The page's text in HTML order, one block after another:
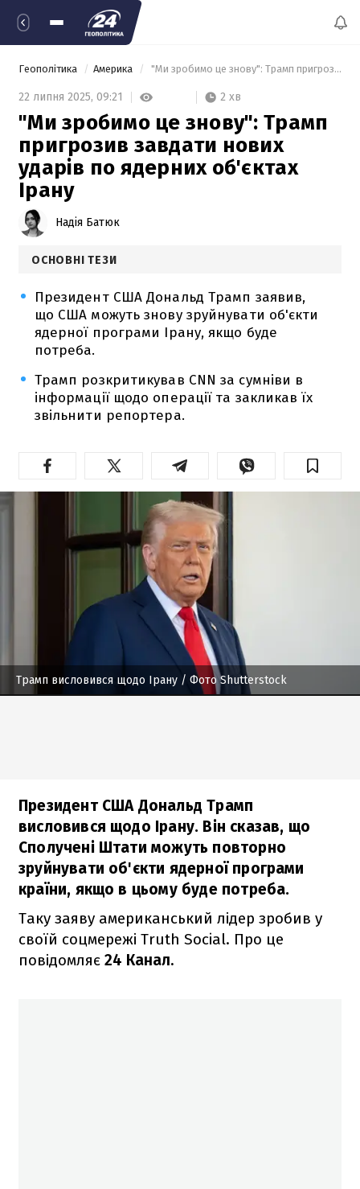
Геополітика Америка "Ми зробимо це знову": Трамп пригрозив завдати нових ударів по ядерних об'єктах Ірану
22 липня 2025, 09:21 2 хв
"Ми зробимо це знову": Трамп
пригрозив завдати нових
ударів по ядерних об'єктах
Ірану
Надія Батюк
ОСНОВНІ ТЕЗИ
Президент США Дональд Трамп заявив,
що США можуть знову зруйнувати об'єкти
ядерної програми Ірану, якщо буде
потреба.
Трамп розкритикував CNN за сумніви в
інформації щодо операції та закликав їх
звільнити репортера.
Трамп висловився щодо Ірану / Фото Shutterstock
Президент США Дональд Трамп
висловився щодо Ірану. Він сказав, що
Сполучені Штати можуть повторно
зруйнувати об'єкти ядерної програми
країни, якщо в цьому буде потреба.
Таку заяву американський лідер зробив у
своїй соцмережі Truth Social. Про це
повідомляє 24 Канал.